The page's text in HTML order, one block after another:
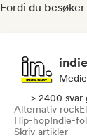
Fordi du besøker
> 2400 svar
Alternativ rock
Hip-hopIndie-
Skriv artikler